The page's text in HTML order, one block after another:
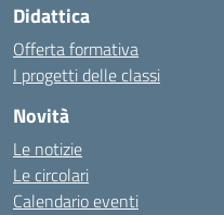
Didattica
Offerta formativa
I progetti delle classi
Novità
Le notizie
Le circolari
Calendario eventi